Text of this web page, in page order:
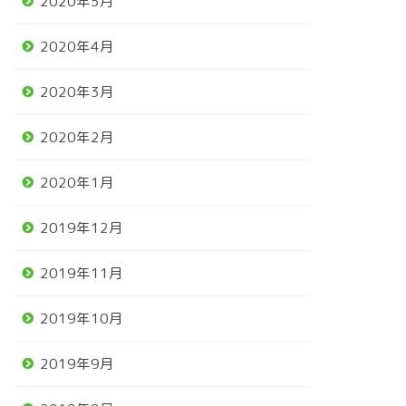
2020年4月
2020年3月
2020年2月
2020年1月
2019年12月
2019年11月
2019年10月
2019年9月